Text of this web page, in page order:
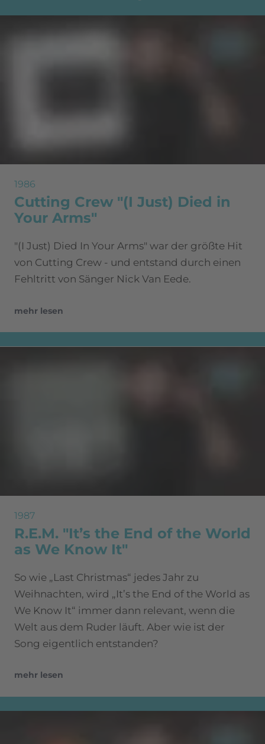
1986
Cutting Crew "(I Just) Died in
Your Arms"
"(I Just) Died In Your Arms" war der größte Hit
von Cutting Crew - und entstand durch einen
Fehltritt von Sänger Nick Van Eede.
mehr lesen
1987
R.E.M. "It’s the End of the World
as We Know It"
So wie „Last Christmas“ jedes Jahr zu
Weihnachten, wird „It’s the End of the World as
We Know It“ immer dann relevant, wenn die
Welt aus dem Ruder läuft. Aber wie ist der
Song eigentlich entstanden?
mehr lesen